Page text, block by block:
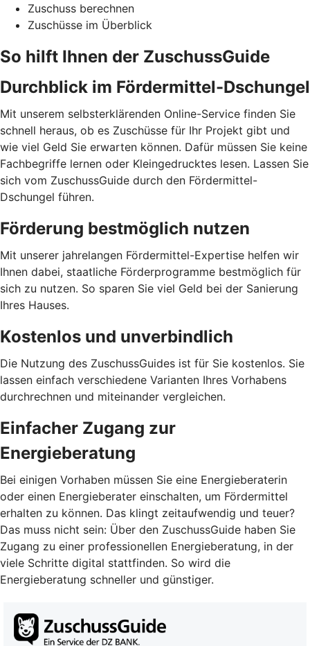
Zuschuss berechnen
Zuschüsse im Überblick
So hilft Ihnen der ZuschussGuide
Durchblick im Fördermittel-Dschungel
Mit unserem selbsterklärenden Online-Service finden Sie
schnell heraus, ob es Zuschüsse für Ihr Projekt gibt und
wie viel Geld Sie erwarten können. Dafür müssen Sie keine
Fachbegriffe lernen oder Kleingedrucktes lesen. Lassen Sie
sich vom ZuschussGuide durch den Fördermittel-
Dschungel führen.
Förderung bestmöglich nutzen
Mit unserer jahrelangen Fördermittel-Expertise helfen wir
Ihnen dabei, staatliche Förderprogramme bestmöglich für
sich zu nutzen. So sparen Sie viel Geld bei der Sanierung
Ihres Hauses.
Kostenlos und unverbindlich
Die Nutzung des ZuschussGuides ist für Sie kostenlos. Sie
lassen einfach verschiedene Varianten Ihres Vorhabens
durchrechnen und miteinander vergleichen.
Einfacher Zugang zur
Energieberatung
Bei einigen Vorhaben müssen Sie eine Energieberaterin
oder einen Energieberater einschalten, um Fördermittel
erhalten zu können. Das klingt zeitaufwendig und teuer?
Das muss nicht sein: Über den ZuschussGuide haben Sie
Zugang zu einer professionellen Energieberatung, in der
viele Schritte digital stattfinden. So wird die
Energieberatung schneller und günstiger.